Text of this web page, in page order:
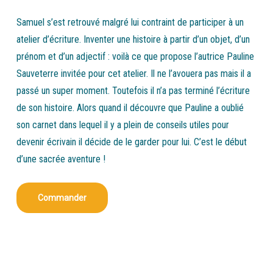
Samuel s’est retrouvé malgré lui contraint de participer à un
atelier d’écriture. Inventer une histoire à partir d’un objet, d’un
prénom et d’un adjectif : voilà ce que propose l’autrice Pauline
Sauveterre invitée pour cet atelier. Il ne l’avouera pas mais il a
passé un super moment. Toutefois il n’a pas terminé l’écriture
de son histoire. Alors quand il découvre que Pauline a oublié
son carnet dans lequel il y a plein de conseils utiles pour
devenir écrivain il décide de le garder pour lui. C’est le début
d’une sacrée aventure !
Commander